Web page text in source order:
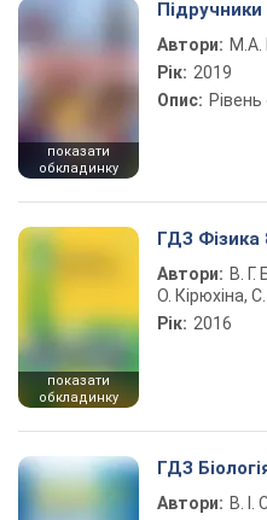
показати
обкладинку
Автори: М.А.
Рік: 2019
Опис:
показати
обкладинку
ГДЗ Фізика
Автори: В. Г.
О. Кірюхіна,
Рік: 2016
ГДЗ
Автори: В. І.